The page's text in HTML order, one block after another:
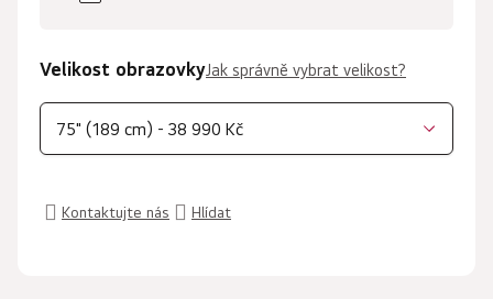
Velikost obrazovkyJak správně vybrat velikost?
75" (189 cm) - 38 990 Kč
Kontaktujte nás Hlídat